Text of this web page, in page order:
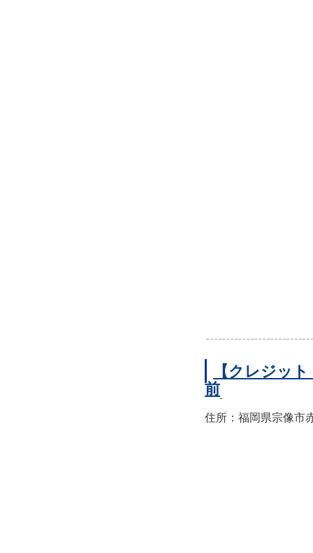
【クレジッ
前
住所：福岡県宗像市